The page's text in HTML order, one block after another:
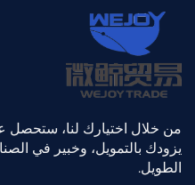
من خلال اختيارك لنا، ستحصل
يزودك بالتمويل، وخبير في
الطويل.